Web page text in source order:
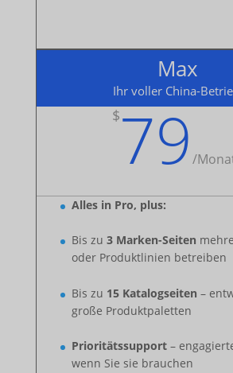
Max
Ihr voller China-
$79/
Alles in Pro, plus:
Bis zu 3 Marken-Seiten
oder Produktlinien betreiben
Bis zu 15 Katalogseiten –
große Produktpaletten
Prioritätssupport–
wenn Sie sie brauchen